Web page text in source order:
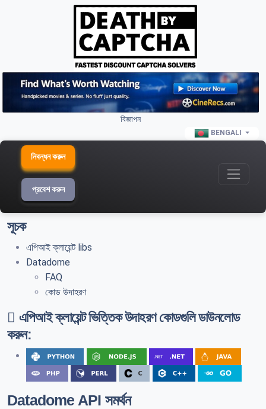
বিজ্ঞাপন
BENGALI
নিবন্ধন করুন
প্রবেশ করুন
সূচক
এপিআই ক্লায়েন্ট libs
Datadome
FAQ
কোড উদাহরণ
এপিআই ক্লায়েন্ট ভিত্তিক উদাহরণ কোডগুলি ডাউনলোড
করুন:
Datadome API সমর্থন